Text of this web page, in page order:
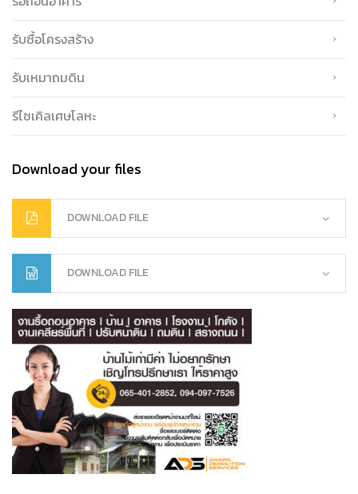
รับซื้อโครงสร้าง
รับเหมาถมดิน
รีไซเคิลเศษโลหะ
Download your files
DOWNLOAD FILE
DOWNLOAD FILE